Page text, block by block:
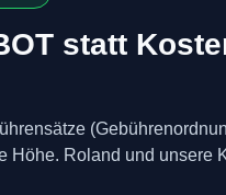
statt
Höhe. Roland und unsere